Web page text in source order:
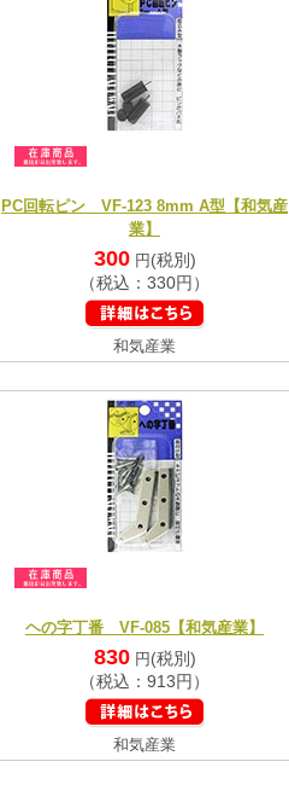
PC回転ピン VF-123 8mm A型【和気産
業】
300円 (税別)
（税込：330円）
和気産業
ヘの字丁番 VF-085【和気産業】
830円 (税別)
（税込：913円）
和気産業